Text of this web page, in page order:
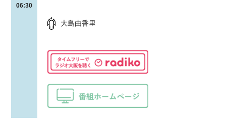
06:30
大島由香里